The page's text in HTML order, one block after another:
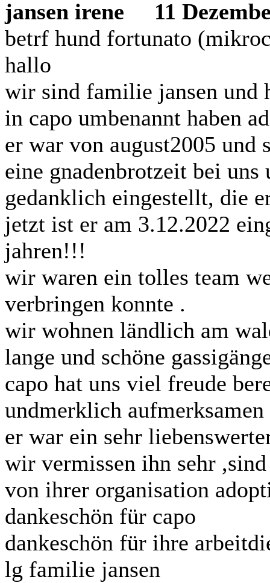
jansen irene
11
betrf hund fortunato
hallo
wir sind familie jansen und
in capo umbenannt haben
er war von august2005 und
eine gnadenbrotzeit bei uns
gedanklich eingestellt, die
jetzt ist er am 3.12.2022
jahren!!!
wir waren ein tolles team
verbringen konnte .
wir wohnen ländlich am
lange und schöne
capo hat uns viel freude
undmerklich
er war ein sehr
wir vermissen ihn sehr
von ihrer organisation
dankeschön für capo
dankeschön für ihre
lg familie jansen